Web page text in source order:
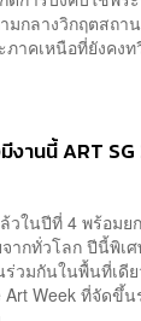
มกลางวิกฤตสถ
าคเหนือที่ยังคง
านนี้ ART
วในปีที่ 4 พร้อม
กทั่วโลก ปีนี้พิเ
ร่วมกันในพื้นที่เดี
Art Week ที่จัดขึ้